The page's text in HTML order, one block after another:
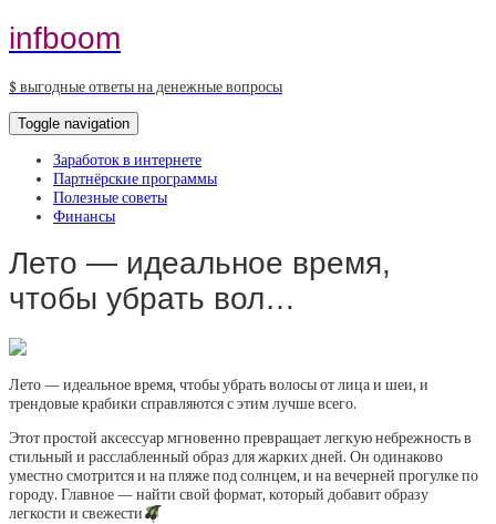
infboom
$ выгодные ответы на денежные вопросы
Toggle navigation
Заработок в интернете
Партнёрские программы
Полезные советы
Финансы
Лето — идеальное время,
чтобы убрать вол…
Лето — идеальное время, чтобы убрать волосы от лица и шеи, и
трендовые крабики справляются с этим лучше всего.
Этот простой аксессуар мгновенно превращает легкую небрежность в
стильный и расслабленный образ для жарких дней. Он одинаково
уместно смотрится и на пляже под солнцем, и на вечерней прогулке по
городу. Главное — найти свой формат, который добавит образу
легкости и свежести🍒